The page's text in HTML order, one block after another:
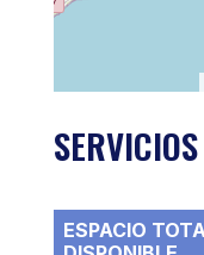
ESPACIO